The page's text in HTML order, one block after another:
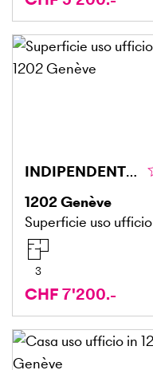
INDIPENDENTE, TRANQUILLO & CENTRALE
1202Genève
Superficie uso ufficio
3
CHF 7'200.-